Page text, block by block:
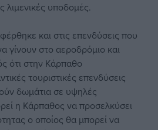
λιμενικές υποδομές.
και στις επενδύσεις που
γίνουν στο αεροδρόμιο και
ότι στην Κάρπαθο
τουριστικές επενδύσεις
δωμάτια σε υψηλές
η Κάρπαθος να προσελκύσει
ο οποίος θα μπορεί να